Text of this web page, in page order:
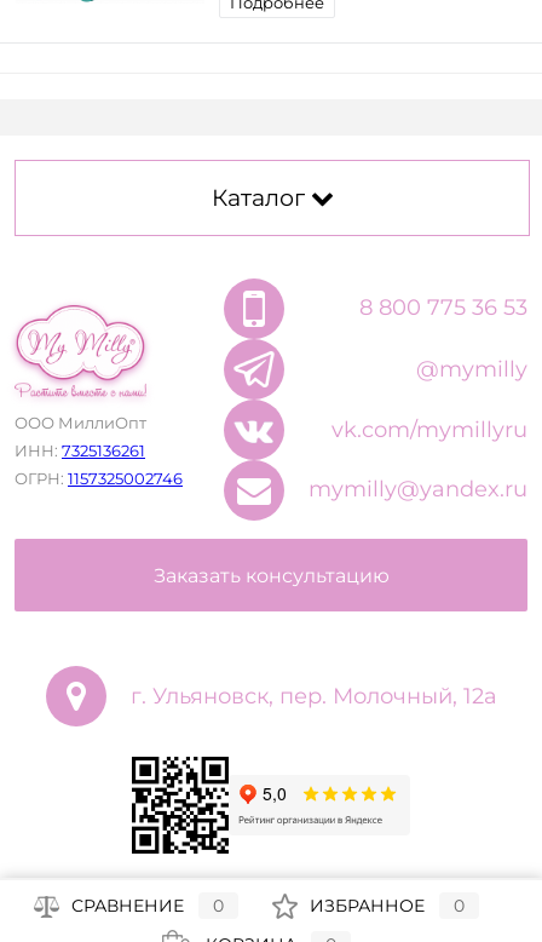
Каталог
ООО МиллиОпт
ИНН: 7325136261
ОГРН: 1157325002746
8 800 775 36 53
@mymilly
vk.com/mymillyru
mymilly@yandex.ru
г. Ульяновск, пер. Молочный, 12а
Заказать консультацию
СРАВНЕНИЕ 0 ИЗБРАННОЕ
0